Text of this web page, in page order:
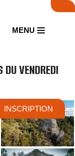
MENU
INSCRIPTION
VENDREDI